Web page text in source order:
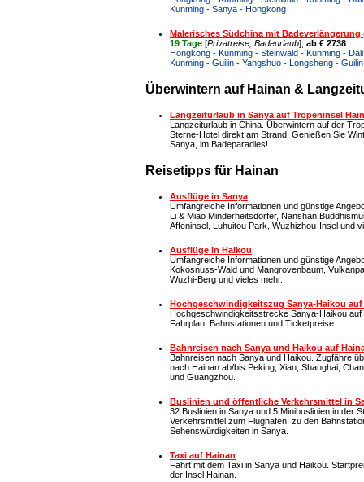
Kunming - Sanya - Hongkong
Malerisches Südchina mit Badeverlängerung
19 Tage [Privatreise, Badeurlaub], ab € 2738
Hongkong - Kunming - Steinwald - Kunming -
Kunming - Guilin - Yangshuo - Longsheng -
Überwintern auf Hainan &
Langzeiturlaub in Sanya auf Tropeninsel
Langzeiturlaub in China. Überwintern auf der
Sterne-Hotel direkt am Strand. Genießen Sie
Sanya, im Badeparadies!
Reisetipps für Hainan
Ausflüge in Sanya
Umfangreiche Informationen und günstige
Li & Miao Minderheitsdörfer, Nanshan
Affeninsel, Luhuitou Park, Wuzhizhou-Insel und
Ausflüge in Haikou
Umfangreiche Informationen und günstige
Kokosnuss-Wald und Mangrovenbaum,
Wuzhi-Berg und vieles mehr.
Hochgeschwindigkeitszug Sanya-Haikou
Hochgeschwindigkeitsstrecke Sanya-Haikou auf
Fahrplan, Bahnstationen und Ticketpreise.
Bahnreisen nach Sanya und Haikou auf
Bahnreisen nach Sanya und Haikou. Zugfähre
nach Hainan ab/bis Peking, Xian, Shanghai,
und Guangzhou.
Buslinien und öffentliche Verkehrsmittel in
32 Buslinien in Sanya und 5 Minibuslinien in der
Verkehrsmittel zum Flughafen, zu den
Sehenswürdigkeiten in Sanya.
Taxi auf Hainan
Fahrt mit dem Taxi in Sanya und Haikou.
der Insel Hainan.